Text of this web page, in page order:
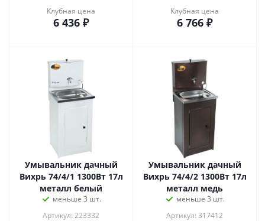
Клубная цена
6 436 ₽
Клубная цена
6 766 ₽
Умывальник дачный
Вихрь 74/4/1 1300Вт 17л
металл белый
меньше 3 шт.
Артикул: 223332
Умывальник дачный
Вихрь 74/4/2 1300Вт 17л
металл медь
меньше 3 шт.
Артикул: 317412